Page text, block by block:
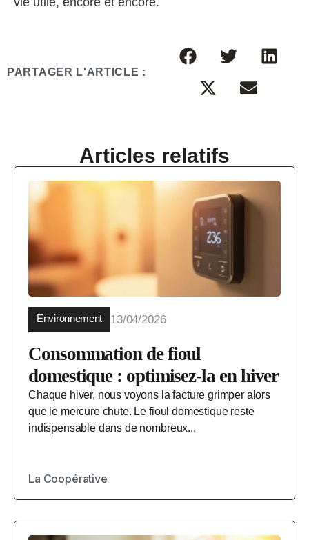
PARTAGER L'ARTICLE :
Articles relatifs
Environnement 13/04/2026
Consommation de fioul
domestique : optimisez-la en hiver
Chaque hiver, nous voyons la facture grimper alors
que le mercure chute. Le fioul domestique reste
indispensable dans de nombreux...
La Coopérative